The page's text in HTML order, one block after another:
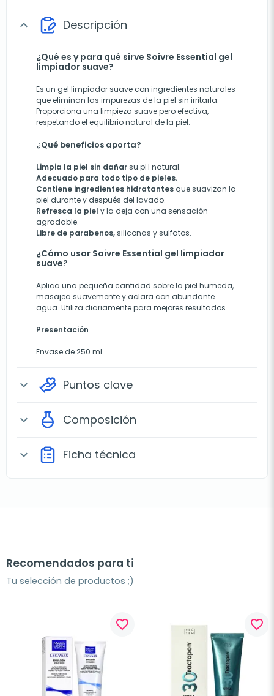
expand_more Descripción
¿Qué es y para qué sirve Soivre Essential gel
limpiador suave?
Es un gel limpiador suave con ingredientes naturales
que eliminan las impurezas de la piel sin irritarla.
Proporciona una limpieza suave pero efectiva,
respetando el equilibrio natural de la piel.
¿Qué beneficios aporta?
Limpia la piel sin dañarsu pH natural.
Adecuado para todo tipo de pieles.
Contiene ingredientes hidratantes que suavizan la
piel durante y después del lavado.
Refresca la piel y la deja con una sensación
agradable.
Libre de parabenos,siliconas y sulfatos.
¿Cómo usar Soivre Essential gel limpiador
suave?
Aplica una pequeña cantidad sobre la piel humeda,
masajea suavemente y aclara con abundante
agua. Utiliza diariamente para mejores resultados.
Presentación
Envase de 250 ml
expand_more Puntos clave
expand_more Composición
expand_more Ficha técnica
Recomendados para ti
Tu selección de productos ;)
favorite_border favorite_border